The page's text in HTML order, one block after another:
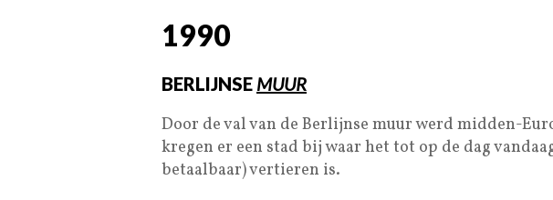
1990
BERLIJNSE MUUR
Door de val van de Berlijnse muur werd midden-
kregen er een stad bij waar het tot op de dag
betaalbaar) vertieren is.